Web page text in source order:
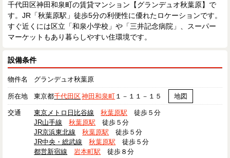
千代田区神田和泉町の賃貸マンション【グランデュオ秋葉原】で
す。JR「秋葉原駅」徒歩5分の利便性に優れたロケーションです。
すぐ近くには区立「和泉小学校」や「三井記念病院」、スーパー
マーケットもあり暮らしやすい住環境です。
設備条件
物件名 グランデュオ秋葉原
所在地 東京都千代田区神田和泉町 １－１１－１５ 地図
交通 東京メトロ日比谷線 秋葉原駅 徒歩５分
JR山手線
秋葉原駅 徒歩５分
JR京浜東北線
秋葉原駅 徒歩５分
JR中央・総武線
秋葉原駅 徒歩５分
都営新宿線
岩本町駅 徒歩８分